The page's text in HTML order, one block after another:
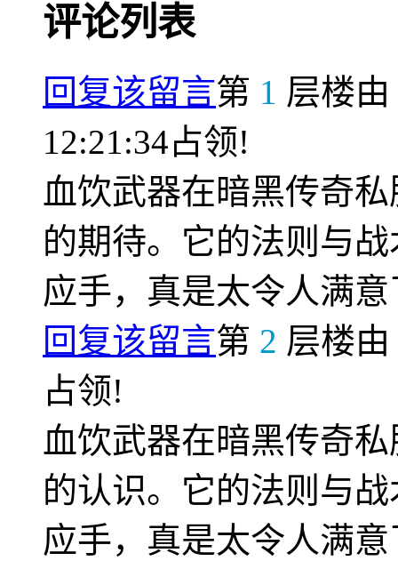
评论列表
回复该留言第 1 层楼由
12:21:34占领!
血饮武器在暗黑传奇
的期待。它的法则与
应手，真是太令人满
回复该留言第 2 层楼由
占领!
血饮武器在暗黑传奇
的认识。它的法则与
应手，真是太令人满